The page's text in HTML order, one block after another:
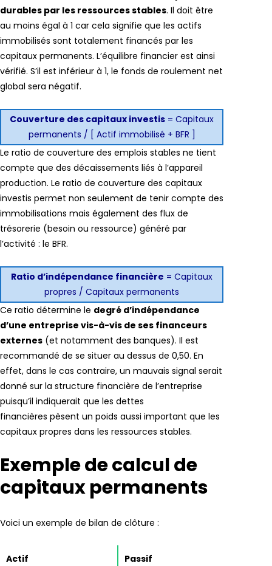
durables par les ressources stables. Il doit être
au moins égal à 1 car cela signifie que les actifs
immobilisés sont totalement financés par les
capitaux permanents. L’équilibre financier est ainsi
vérifié. S’il est inférieur à 1, le fonds de roulement net
global sera négatif.
Couverture des capitaux investis = Capitaux
permanents / [ Actif immobilisé + BFR ]
Le ratio de couverture des emplois stables ne tient
compte que des décaissements liés à l’appareil
production. Le ratio de couverture des capitaux
investis permet non seulement de tenir compte des
immobilisations mais également des flux de
trésorerie (besoin ou ressource) généré par
l’activité : le BFR.
Ratio d’indépendance financière = Capitaux
propres / Capitaux permanents
Ce ratio détermine le degré d’indépendance
d’une entreprise vis-à-vis de ses financeurs
externes (et notamment des banques). Il est
recommandé de se situer au dessus de 0,50. En
effet, dans le cas contraire, un mauvais signal serait
donné sur la structure financière de l’entreprise
puisqu’il indiquerait que les dettes
financières pèsent un poids aussi important que les
capitaux propres dans les ressources stables.
Exemple de calcul de
capitaux permanents
Voici un exemple de bilan de clôture :
Actif Passif